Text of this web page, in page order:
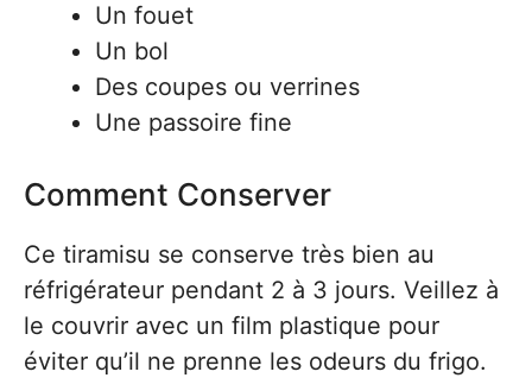
Un fouet
Un bol
Des coupes ou verrines
Une passoire fine
Comment Conserver
Ce tiramisu se conserve très bien au
réfrigérateur pendant 2 à 3 jours. Veillez à
le couvrir avec un film plastique pour
éviter qu’il ne prenne les odeurs du frigo.